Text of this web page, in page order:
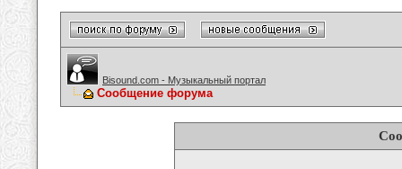
Bisound.com - Музыкальный портал
Сообщение форума